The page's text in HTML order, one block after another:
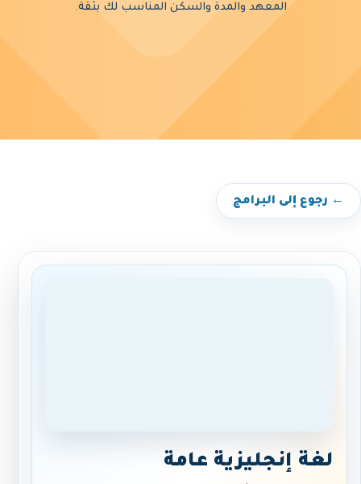
المعهد والمدة والسكن المناسب لك بثقة.
← رجوع إلى البرامج
لغة إنجليزية عامة